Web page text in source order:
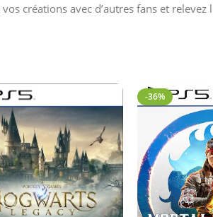
créations avec d’autres fans et
-36%